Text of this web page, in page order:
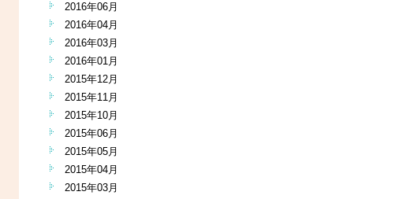
2016年06月
2016年04月
2016年03月
2016年01月
2015年12月
2015年11月
2015年10月
2015年06月
2015年05月
2015年04月
2015年03月